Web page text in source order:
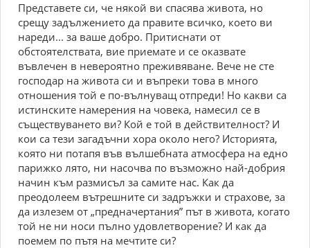
Представете си, че някой ви спасява живота, но
срещу задължението да правите всичко, което ви
нареди... за ваше добро. Притиснати от
обстоятелствата, вие приемате и се оказвате
въвлечен в невероятно преживяване. Вече не сте
господар на живота си и въпреки това в много
отношения той е по-вълнуващ отпреди! Но какви са
истинските намерения на човека, намесил се в
съществуването ви? Кой е той в действителност? И
кои са тези загадъчни хора около него? Историята,
която ни потапя във вълшебната атмосфера на едно
парижко лято, ни насочва по възможно най-добрия
начин към размисъл за самите нас. Как да
преодолеем вътрешните си задръжки и страхове, за
да излезем от „предначертания” път в живота, когато
той не ни носи пълно удовлетворение? И как да
поемем по пътя на мечтите си?